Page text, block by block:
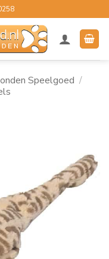
Speelgoed /